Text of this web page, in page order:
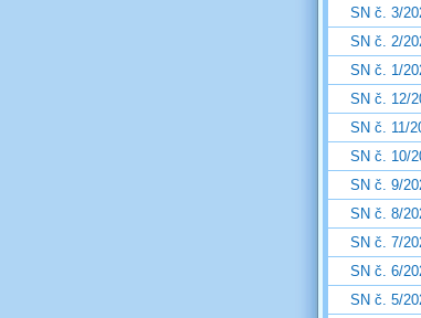
SN č. 3/
SN č. 2/
SN č. 1/
SN č. 12/
SN č. 11/
SN č. 10/
SN č. 9/
SN č. 8/
SN č. 7/
SN č. 6/
SN č. 5/